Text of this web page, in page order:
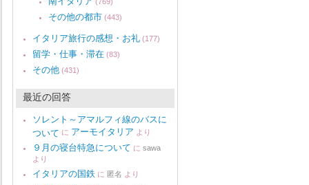
その他の都市 (443)
イタリア旅行の感想・お礼 (177)
留学・仕事・滞在 (83)
その他 (431)
最近の回答
ソレント～アマルフィ線のバスに
ついて に アーモイタリア より
９月の寝台特急について に sawa
より
イタリアの国鉄 に 匿名 より